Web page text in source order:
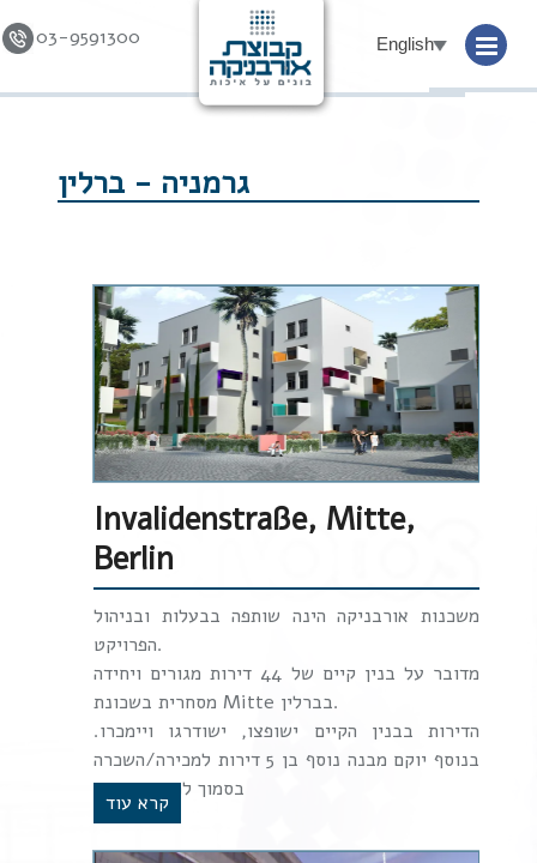
03-9591300 English
Skip to
גרמניה - ברלין
Invalidenstraße, Mitte,
Berlin
משכנות אורבניקה הינה שותפה בבעלות ובניהול
הפרויקט.
מדובר על בנין קיים של 44 דירות מגורים ויחידה
מסחרית בשכונת Mitte בברלין.
הדירות בבנין הקיים ישופצו, ישודרגו ויימכרו.
בנוסף יוקם מבנה נוסף בן 5 דירות למכירה/השכרה
בסמוך למבנה הקיים
קרא עוד